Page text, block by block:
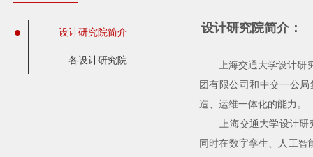
设计研究院简介：
设计研究院简介
各设计研究院
上海交通大学设计研究
团有限公司和中交一公
造、运维一体化的能力。
上海交通大学设计研究
同时在数字孪生、人工